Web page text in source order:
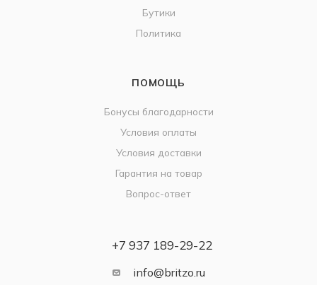
Бутики
Политика
ПОМОЩЬ
Бонусы благодарности
Условия оплаты
Условия доставки
Гарантия на товар
Вопрос-ответ
+7 937 189-29-22
info@britzo.ru